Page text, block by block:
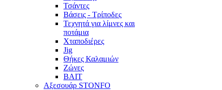
Τσάντες
Βάσεις - Τρίποδες
Τεχνητά για λίμνες και
ποτάμια
Χταποδιέρες
Jig
Θήκες Καλαμιών
Ζώνες
BAIT
Αξεσουάρ STONFO